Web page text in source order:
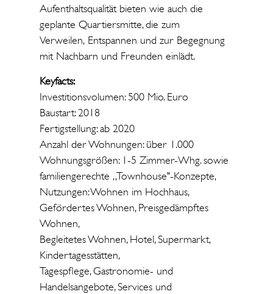
Aufenthaltsqualität bieten wie auch die
geplante Quartiersmitte, die zum
Verweilen, Entspannen und zur Begegnung
mit Nachbarn und Freunden einlädt.
Keyfacts:
Investitionsvolumen: 500 Mio. Euro
Baustart: 2018
Fertigstellung: ab 2020
Anzahl der Wohnungen: über 1.000
Wohnungsgrößen: 1-5 Zimmer-Whg. sowie
familiengerechte „Townhouse"-Konzepte,
Nutzungen: Wohnen im Hochhaus,
Gefördertes Wohnen, Preisgedämpftes
Wohnen,
Begleitetes Wohnen, Hotel, Supermarkt,
Kindertagesstätten,
Tagespflege, Gastronomie- und
Handelsangebote, Services und